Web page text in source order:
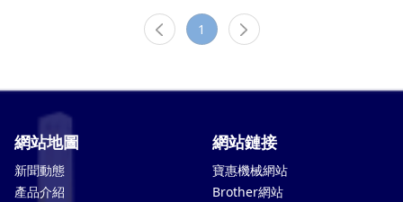
1
網站地圖
新聞動態
產品介紹
網站鏈接
寶惠機械網站
Brother網站